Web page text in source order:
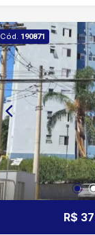
Quadra de areia
Salão de festa
minutos do
Rodovia Raposo
Avenida 31 de
Cód. 190871
R$